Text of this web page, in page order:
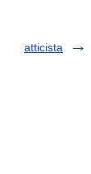
atticista